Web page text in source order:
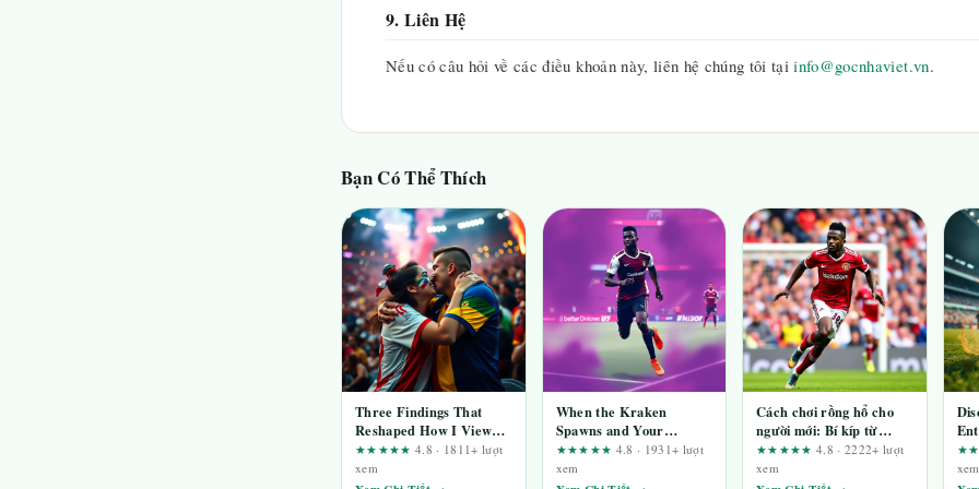
9. Liên Hệ
Nếu có câu hỏi về các điều khoản này, liên hệ chúng tôi tạiinfo@gocnhaviet.vn.
Bạn Có Thể Thích
Three Findings That
Reshaped How I View
go99-goku.com Reviews:
A User-Journey
★★★★★4.8 · 1811+ lượt
xem
When the Kraken
Spawns and Your
Crosshair Freezes: A
Risk-Advisor’s Look at
★★★★★ 4.8 · 1931+ lượt
xem
Cách chơi rồng hổ cho
người mới: Bí kíp từ
chuyên gia
★★★★★4.8 · 2222+ lượt
xem
xem